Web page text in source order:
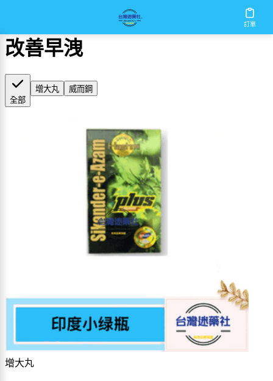
訂單
改善早洩
全部
增大丸 威而鋼
增大丸